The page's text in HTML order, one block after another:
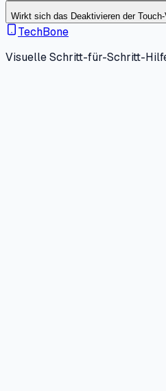
Wirkt sich das Deaktivieren der
TechBone
Visuelle Schritt-für-Schritt-